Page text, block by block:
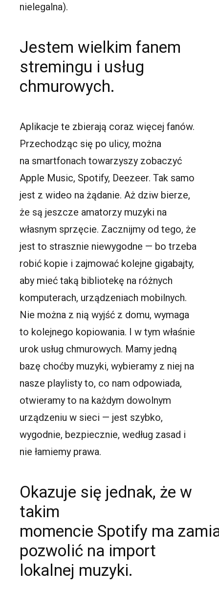
nielegalna).
Jestem wielkim fanem
stremingu i usług
chmurowych.
Aplikacje te zbierają coraz więcej fanów.
Przechodząc się po ulicy, można
na smartfonach towarzyszy zobaczyć
Apple Music, Spotify, Deezeer. Tak samo
jest z wideo na żądanie. Aż dziw bierze,
że są jeszcze amatorzy muzyki na
własnym sprzęcie. Zacznijmy od tego, że
jest to strasznie niewygodne — bo trzeba
robić kopie i zajmować kolejne gigabajty,
aby mieć taką bibliotekę na różnych
komputerach, urządzeniach mobilnych.
Nie można z nią wyjść z domu, wymaga
to kolejnego kopiowania. I w tym właśnie
urok usług chmurowych. Mamy jedną
bazę choćby muzyki, wybieramy z niej na
nasze playlisty to, co nam odpowiada,
otwieramy to na każdym dowolnym
urządzeniu w sieci — jest szybko,
wygodnie, bezpiecznie, według zasad i
nie łamiemy prawa.
Okazuje się jednak, że w
takim
momencie Spotify ma
pozwolić na import
lokalnej muzyki.